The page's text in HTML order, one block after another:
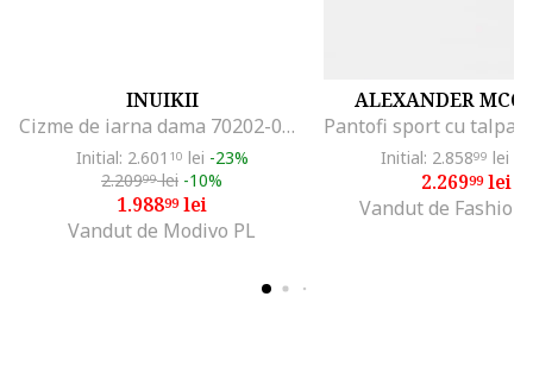
INUIKII
Cizme de iarna dama 70202-088, Piele naturala, Bej
Initial: 2.601 10 lei -23%
2.20999lei -10%
1.98899lei
Vandut de Modivo PL
ALEXANDER
Initial: 2.85899 lei
2.26999lei
Vandut de Fashion